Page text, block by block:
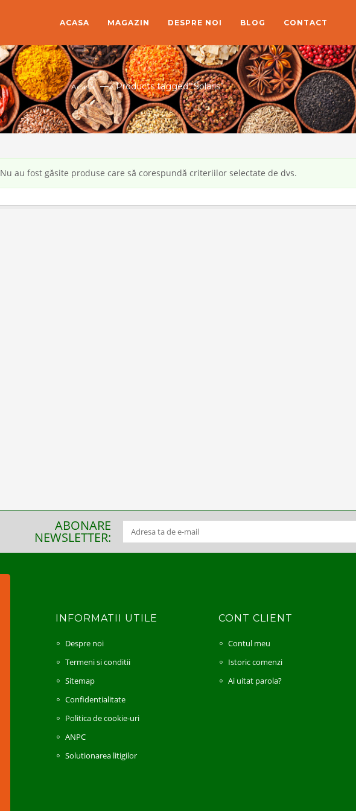
ACASA MAGAZIN DESPRE NOI BLOG CONTACT
Acasă — ›Products tagged “Solaris”
Nu au fost găsite produse care să corespundă criteriilor selectate de dvs.
ABONARE
NEWSLETTER:
INFORMATII UTILE
Despre noi
Termeni si conditii
Sitemap
Confidentialitate
Politica de cookie-uri
ANPC
Solutionarea litigilor
CONT CLIENT
Contul meu
Istoric comenzi
Ai uitat parola?